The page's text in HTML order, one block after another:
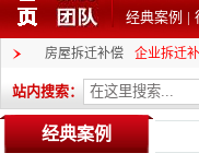
经典案例 |
房屋拆迁补偿 企业拆迁
站内搜索：
经典案例